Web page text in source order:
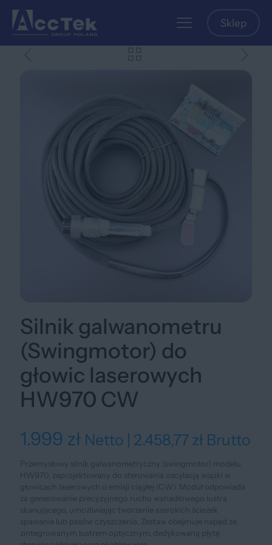
Sklep
Silnik galwanometru
(Swingmotor) do
głowic laserowych
HW970 CW
1.999 zł Netto | 2.458,77 zł Brutto
Przemysłowy silnik galwanometryczny (swingmotor) modelu
HW970, zaprojektowany do sterowania oscylacją wiązki w
głowicach laserowych o emisji ciągłej (CW). Moduł odpowiada
za generowanie precyzyjnego ruchu wahadłowego lustra
skanującego, umożliwiając tworzenie szerokich ścieżek
spawania lub pasów czyszczenia. Zestaw obejmuje napęd ze
zintegrowanym lustrem optycznym, dedykowaną płytę